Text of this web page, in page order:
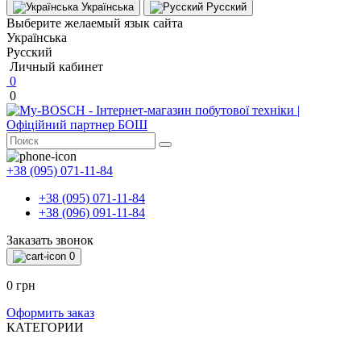
Українська
Русский
Выберите желаемый язык сайта
Українська
Русский
Личный кабинет
0
0
+38 (095) 071-11-84
+38 (095) 071-11-84
+38 (096) 091-11-84
Заказать звонок
0
0 грн
Оформить заказ
КАТЕГОРИИ